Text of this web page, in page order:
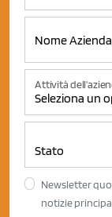
Attività
Newsletter
notizie